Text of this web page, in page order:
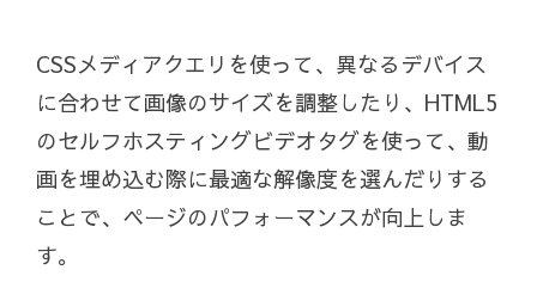
CSSメディアクエリを使って、異なるデバイス
に合わせて画像のサイズを調整したり、HTML5
のセルフホスティングビデオタグを使って、動
画を埋め込む際に最適な解像度を選んだりする
ことで、ページのパフォーマンスが向上しま
す。